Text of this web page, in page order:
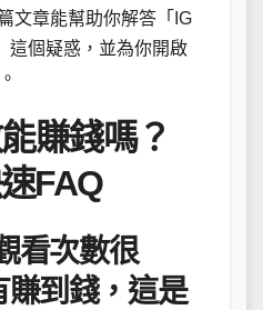
文章能幫助你解答「IG
這個疑惑，並為你開啟
賺錢嗎？
FAQ
看次數很
到錢，這是